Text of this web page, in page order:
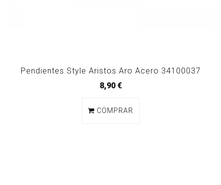
Pendientes Style Aristos Aro Acero 34100037
8,90 €
COMPRAR